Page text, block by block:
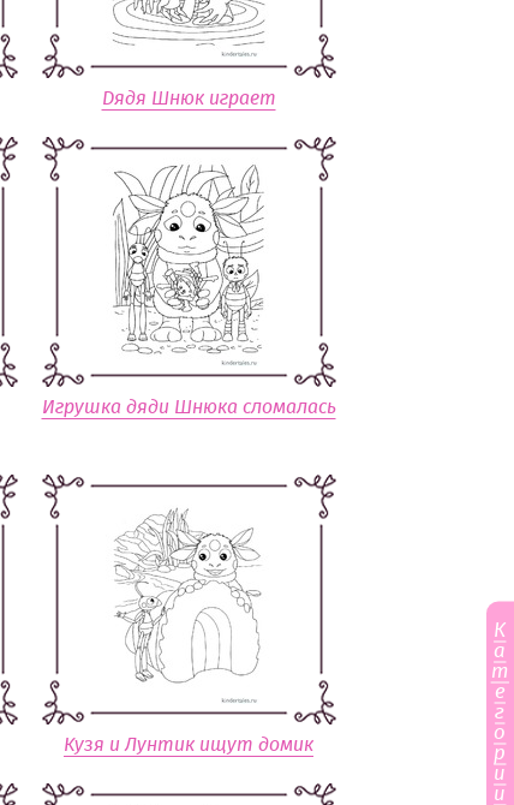
Дядя Шнюк играет
Игрушка дяди Шнюка сломалась
Кузя и Лунтик ищут домик
К
а
т
е
г
о
р
и
и